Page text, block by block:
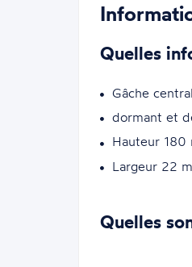
Quelles
Gâche
dormant et
Hauteur 180
Largeur 22
Quelles